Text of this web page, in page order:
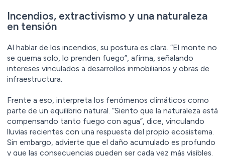
Incendios, extractivismo y una naturaleza
en tensión
Al hablar de los incendios, su postura es clara. “El monte no
se quema solo, lo prenden fuego”, afirma, señalando
intereses vinculados a desarrollos inmobiliarios y obras de
infraestructura.
Frente a eso, interpreta los fenómenos climáticos como
parte de un equilibrio natural. “Siento que la naturaleza está
compensando tanto fuego con agua”, dice, vinculando
lluvias recientes con una respuesta del propio ecosistema.
Sin embargo, advierte que el daño acumulado es profundo
y que las consecuencias pueden ser cada vez más visibles.